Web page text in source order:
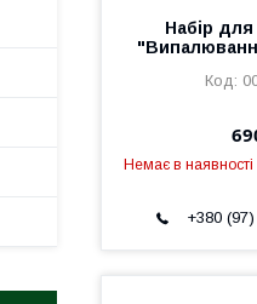
Набір для
Немає в наявності
+380